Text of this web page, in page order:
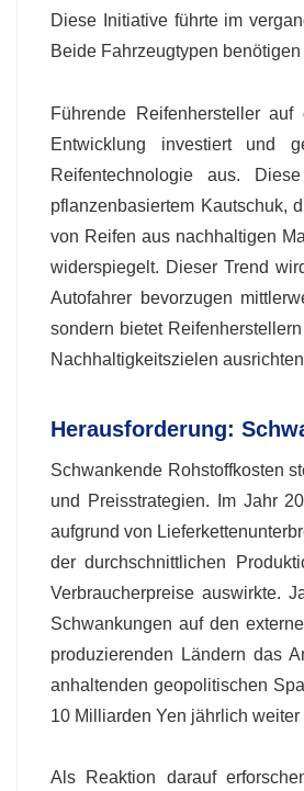
Diese Initiative führte im
Beide Fahrzeugtypen
Führende Reifenhersteller
Entwicklung investiert und
Reifentechnologie aus.
pflanzenbasiertem Kautschuk,
von Reifen aus nachhaltigen
widerspiegelt. Dieser Trend
Autofahrer bevorzugen
sondern bietet
Nachhaltigkeitszielen
Herausforderung:
Schwankende Rohstoffkosten
und Preisstrategien. Im Jahr
aufgrund von
der durchschnittlichen
Verbraucherpreise auswirkte.
Schwankungen auf den
produzierenden Ländern das
anhaltenden geopolitischen
10 Milliarden Yen jährlich
Als Reaktion darauf